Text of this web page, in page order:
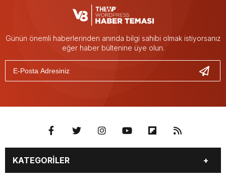
Günün önemli haberlerinden anında bilgi sahibi olmak istiyorsanız
eğer haber bültenine üye olun.
KATEGORİLER